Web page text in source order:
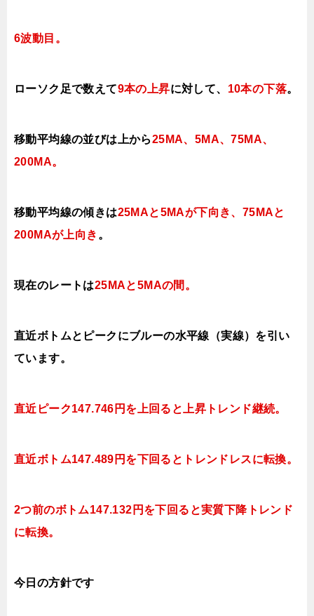
6波動目。
ローソク足で数えて9本の上昇に対して、 10本の下落。
移動平均線の並びは上から25MA、5MA、75MA、
200MA。
移動平均線の傾きは25MAと5MAが下向き、75MAと
200MAが上向き 。
現在のレートは25MAと5MAの間。
直近ボトムとピークにブルーの水平線（実線）を引い
ています。
直近ピーク147.746円を上回ると上昇トレンド継続。
直近ボトム147.489円を下回ると トレンドレスに転換。
2つ前のボトム147.132円を下回ると実質下降トレンド
に転換。
今日 の方針です